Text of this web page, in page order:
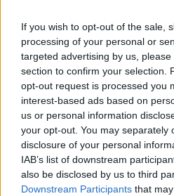
If you wish to opt-out of the sale,
processing of your personal or
targeted advertising by us,
section to confirm your selection.
opt-out request is processed you
interest-based ads based on
us or personal information
your opt-out. You may separately
disclosure of your personal
IAB’s list of downstream
also be disclosed by us to third
Downstream Participants that
16:01
A legjobb fényvédők
hogy egész nyáron
15:01
Schell Judit: „Soha
bennem ennyi
14:01
Heti horoszkóp:
minden összejön a
13:32